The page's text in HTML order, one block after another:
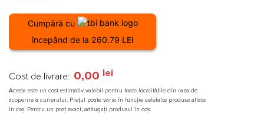
Cumpără cu
începând de la 260.79 LEI
Cost de livrare: 0,00 lei
Acesta este un cost estimativ valabil pentru toate localitățile din raza de
acoperire a curierului. Prețul poate varia în funcție celelalte produse aflate
în coș. Pentru un preț exact, adăugați produsul în coș.